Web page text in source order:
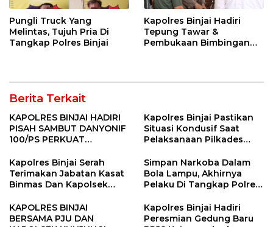
Pungli Truck Yang
Melintas, Tujuh Pria Di
Tangkap Polres Binjai
Kapolres Binjai Hadiri
Tepung Tawar &
Pembukaan Bimbingan
Berita Terkait
KAPOLRES BINJAI HADIRI
PISAH SAMBUT DANYONIF
100/PS PERKUAT
Kapolres Binjai Pastikan
Situasi Kondusif Saat
Pelaksanaan Pilkades
Kapolres Binjai Serah
Terimakan Jabatan Kasat
Binmas Dan Kapolsek
Simpan Narkoba Dalam
Bola Lampu, Akhirnya
Pelaku Di Tangkap Polres
KAPOLRES BINJAI
BERSAMA PJU DAN
Kapolres Binjai Hadiri
Peresmian Gedung Baru